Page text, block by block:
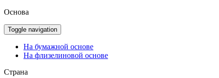
Основа
Toggle navigation
На бумажной основе
На флизелиновой основе
Страна